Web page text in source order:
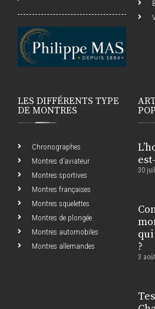
LES DIFFÉRENTS TYPE
DE MONTRES
Chronographes
Montres d’aviateur
Montres sportives
Montres françaises
Montres squelettes
Montres de plongée
Montres automobiles
Montres allemandes
30
?
3